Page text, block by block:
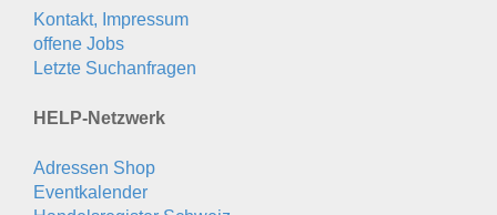
Kontakt, Impressum
offene Jobs
Letzte Suchanfragen
HELP-Netzwerk
Adressen Shop
Eventkalender